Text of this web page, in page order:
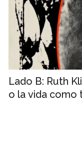
Lado B: Ruth
o la vida como